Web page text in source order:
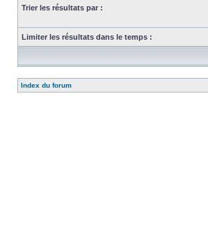
Trier les résultats par :
Limiter les résultats dans le temps :
Index du forum